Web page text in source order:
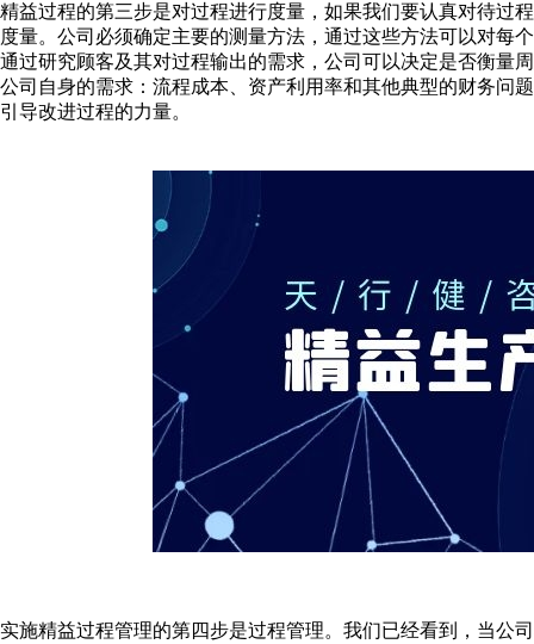
精益过程的第三步是对过程进行度量，如果我们要认真对待过
度量。公司必须确定主要的测量方法，通过这些方法可以对每
通过研究顾客及其对过程输出的需求，公司可以决定是否衡量
公司自身的需求：流程成本、资产利用率和其他典型的财务问
引导改进过程的力量。
实施精益过程管理的第四步是过程管理。我们已经看到，当公